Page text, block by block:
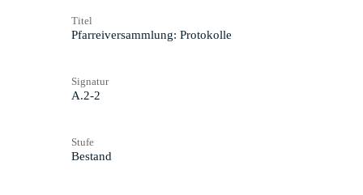
Titel
Pfarreiversammlung: Protokolle
Signatur
A.2-2
Stufe
Bestand